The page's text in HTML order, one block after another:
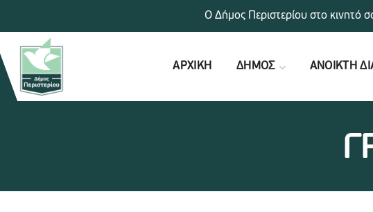
ΑΡΧΙΚΗ ΔΗΜΟΣ ΑΝΟΙΚΤΗ
Ο Δήμος Περιστερίου στο κινητό